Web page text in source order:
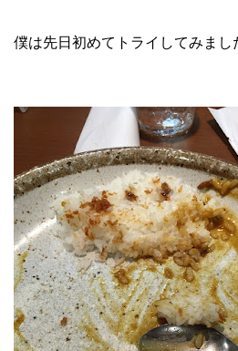
僕は先日初めてトライしてみまし